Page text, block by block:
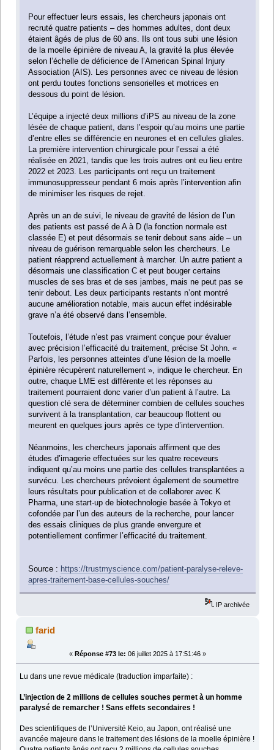
Pour effectuer leurs essais, les chercheurs japonais ont
recruté quatre patients – des hommes adultes, dont deux
étaient âgés de plus de 60 ans. Ils ont tous subi une lésion
de la moelle épinière de niveau A, la gravité la plus élevée
selon l’échelle de déficience de l’American Spinal Injury
Association (AIS). Les personnes avec ce niveau de lésion
ont perdu toutes fonctions sensorielles et motrices en
dessous du point de lésion.
L’équipe a injecté deux millions d’iPS au niveau de la zone
lésée de chaque patient, dans l’espoir qu’au moins une partie
d’entre elles se différencie en neurones et en cellules gliales.
La première intervention chirurgicale pour l’essai a été
réalisée en 2021, tandis que les trois autres ont eu lieu entre
2022 et 2023. Les participants ont reçu un traitement
immunosuppresseur pendant 6 mois après l’intervention afin
de minimiser les risques de rejet.
Après un an de suivi, le niveau de gravité de lésion de l’un
des patients est passé de A à D (la fonction normale est
classée E) et peut désormais se tenir debout sans aide – un
niveau de guérison remarquable selon les chercheurs. Le
patient réapprend actuellement à marcher. Un autre patient a
désormais une classification C et peut bouger certains
muscles de ses bras et de ses jambes, mais ne peut pas se
tenir debout. Les deux participants restants n’ont montré
aucune amélioration notable, mais aucun effet indésirable
grave n’a été observé dans l’ensemble.
Toutefois, l’étude n’est pas vraiment conçue pour évaluer
avec précision l’efficacité du traitement, précise St John. «
Parfois, les personnes atteintes d’une lésion de la moelle
épinière récupèrent naturellement », indique le chercheur. En
outre, chaque LME est différente et les réponses au
traitement pourraient donc varier d’un patient à l’autre. La
question clé sera de déterminer combien de cellules souches
survivent à la transplantation, car beaucoup flottent ou
meurent en quelques jours après ce type d’intervention.
Néanmoins, les chercheurs japonais affirment que des
études d’imagerie effectuées sur les quatre receveurs
indiquent qu’au moins une partie des cellules transplantées a
survécu. Les chercheurs prévoient également de soumettre
leurs résultats pour publication et de collaborer avec K
Pharma, une start-up de biotechnologie basée à Tokyo et
cofondée par l’un des auteurs de la recherche, pour lancer
des essais cliniques de plus grande envergure et
potentiellement confirmer l’efficacité du traitement.
Source : https://trustmyscience.com/patient-paralyse-releve-
apres-traitement-base-cellules-souches/
IP archivée
farid
« Réponse #73 le: 06 juillet 2025 à 17:51:46 »
Lu dans une revue médicale (traduction imparfaite) :
L’injection de 2 millions de cellules souches permet à un homme
paralysé de remarcher ! Sans effets secondaires !
Des scientifiques de l’Université Keio, au Japon, ont réalisé une
avancée majeure dans le traitement des lésions de la moelle épinière !